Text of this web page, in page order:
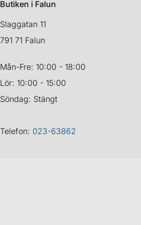
Butiken i Falun
Slaggatan 11
791 71 Falun
Mån-Fre: 10:00 - 18:00
Lör: 10:00 - 15:00
Söndag: Stängt
Telefon: 023-63862